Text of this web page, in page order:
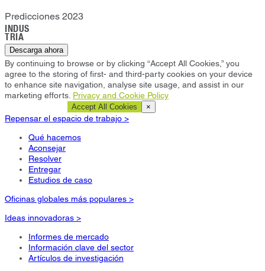
Predicciones 2023
INDUS
TRIA
Descarga ahora
By continuing to browse or by clicking “Accept All Cookies,” you
agree to the storing of first- and third-party cookies on your device
to enhance site navigation, analyse site usage, and assist in our
marketing efforts. Privacy and Cookie Policy
Accept All Cookies ×
Repensar el espacio de trabajo >
Qué hacemos
Aconsejar
Resolver
Entregar
Estudios de caso
Oficinas globales más populares >
Ideas innovadoras >
Informes de mercado
Información clave del sector
Artículos de investigación